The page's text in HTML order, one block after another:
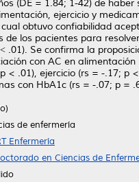
(DE = 1.84; 1-42) de
ejercicio y
obtuvo confiabilidad
de los pacientes para
.01). Se confirma la
con AC en
< .01), ejercicio (rs = -.17; p
con HbA1c (rs = -.07; p =
de enfermería
Enfermería
en Ciencias de